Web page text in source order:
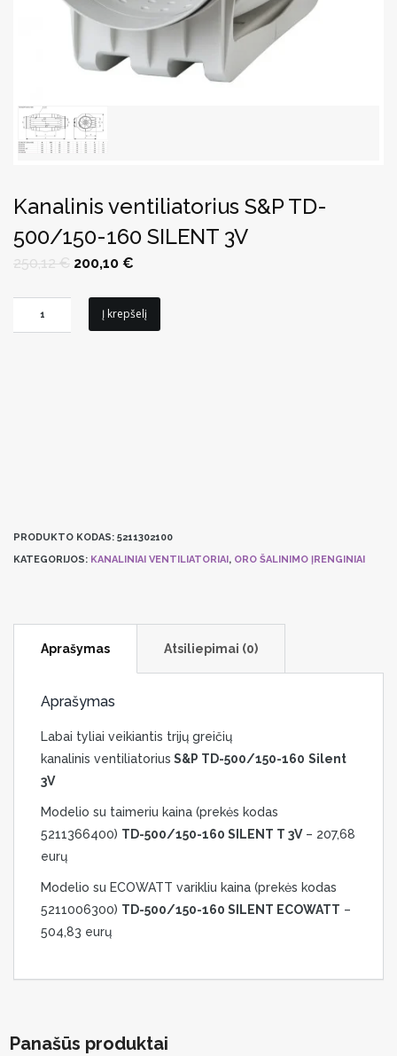
Kanalinis ventiliatorius S&P TD-
500/150-160 SILENT 3V
250,12€ Original
250,12 €.
200,10 €
200,10 €.
kiekis:
Į krepšelį
PRODUKTO KODAS: 5211302100
KATEGORIJOS: KANALINIAI VENTILIATORIAI , ORO ŠALINIMO ĮRENGINIAI
Aprašymas Atsiliepimai (0)
Aprašymas
Labai tyliai veikiantis trijų greičių
kanalinis ventiliatorius S&P TD-500/150-160 Silent
3V
Modelio su taimeriu kaina (prekės kodas
5211366400) TD-500/150-160 SILENT T 3V– 207,68
eurų
Modelio su ECOWATT varikliu kaina (prekės kodas
5211006300) TD-500/150-160 SILENT ECOWATT –
504,83 eurų
Panašūs produktai